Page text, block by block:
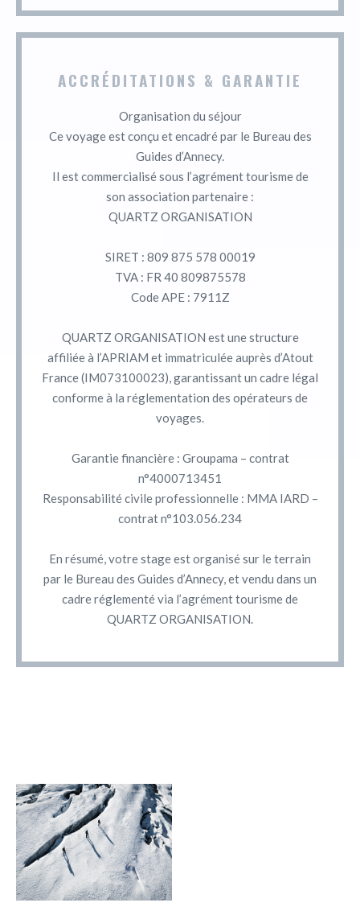
ACCRÉDITATIONS & GARANTIE
Organisation du séjour
Ce voyage est conçu et encadré par le Bureau des
Guides d’Annecy.
Il est commercialisé sous l’agrément tourisme de
son association partenaire :
QUARTZ ORGANISATION
SIRET : 809 875 578 00019
TVA : FR 40 809875578
Code APE : 7911Z
QUARTZ ORGANISATION est une structure
affiliée à l’APRIAM et immatriculée auprès d’Atout
France (IM073100023), garantissant un cadre légal
conforme à la réglementation des opérateurs de
voyages.
Garantie financière : Groupama – contrat
n°4000713451
Responsabilité civile professionnelle : MMA IARD –
contrat n°103.056.234
En résumé, votre stage est organisé sur le terrain
par le Bureau des Guides d’Annecy, et vendu dans un
cadre réglementé via l’agrément tourisme de
QUARTZ ORGANISATION.